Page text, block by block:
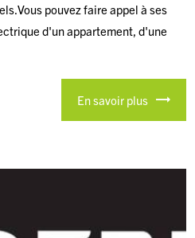
pouvez faire appel à ses
d'un appartement, d'une
En savoir plus